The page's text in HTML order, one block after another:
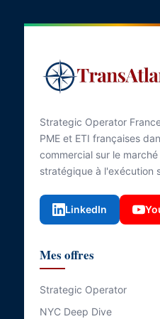
Strategic Operator
PME et ETI françaises
commercial sur le
stratégique à l'exécution
LinkedIn
Mes offres
Strategic Operator
NYC Deep Dive